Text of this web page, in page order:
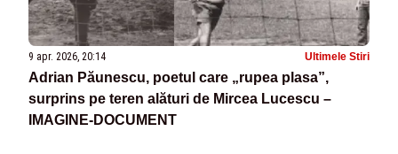
9 apr. 2026, 20:14 Ultimele Stiri
Adrian Păunescu, poetul care „rupea plasa”,
surprins pe teren alături de Mircea Lucescu –
IMAGINE-DOCUMENT